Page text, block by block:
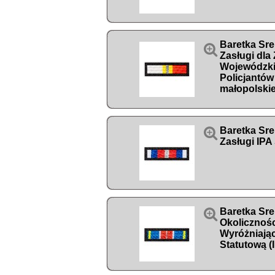
 Baretka
Zasługi dla
 Baretka
Zasługi
 Baretka
Statutową